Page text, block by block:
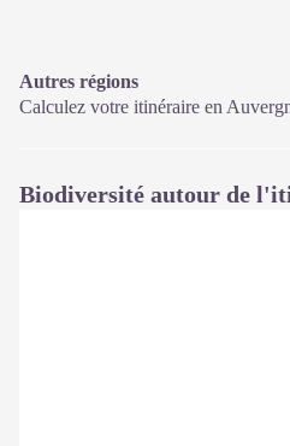
Autres régions
Calculez votre itinéraire en
Biodiversité autour de